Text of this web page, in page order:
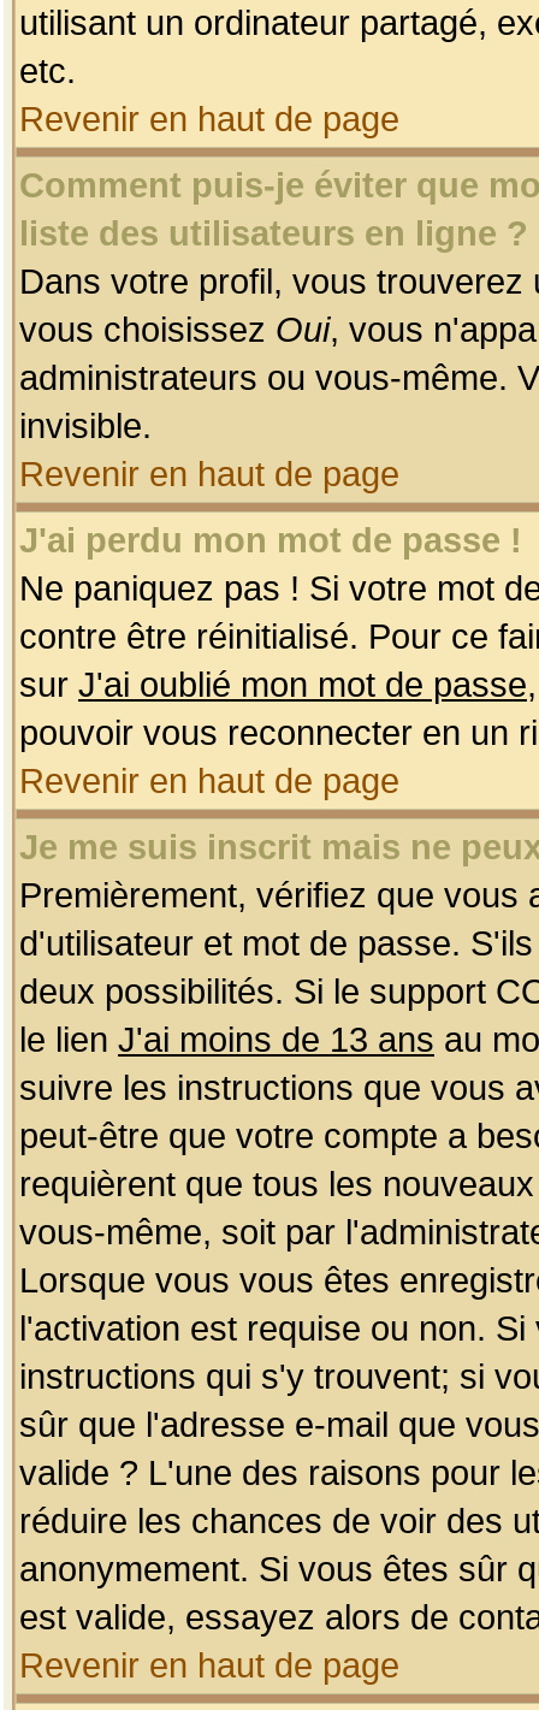
utilisant un ordinateur partagé,
etc.
Revenir en haut de page
Comment puis-je éviter que
liste des utilisateurs en ligne ?
Dans votre profil, vous
vous choisissez Oui, vous
administrateurs ou vous-même.
invisible.
Revenir en haut de page
J'ai perdu mon mot de passe !
Ne paniquez pas ! Si votre mot
contre être réinitialisé. Pour ce
sur J'ai oublié mon mot de passe
pouvoir vous reconnecter en un
Revenir en haut de page
Je me suis inscrit mais ne
Premièrement, vérifiez que
d'utilisateur et mot de passe.
deux possibilités. Si le support
le lien J'ai moins de 13 ans au
suivre les instructions que vous
peut-être que votre compte a
requièrent que tous les
vous-même, soit par
Lorsque vous vous êtes
l'activation est requise ou non.
instructions qui s'y trouvent; si
sûr que l'adresse e-mail que
valide ? L'une des raisons pour
réduire les chances de voir des
anonymement. Si vous êtes sûr
est valide, essayez alors de
Revenir en haut de page